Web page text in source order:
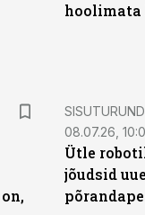
hoolimata
ST
08.07.26,
Ütle
jõudsid